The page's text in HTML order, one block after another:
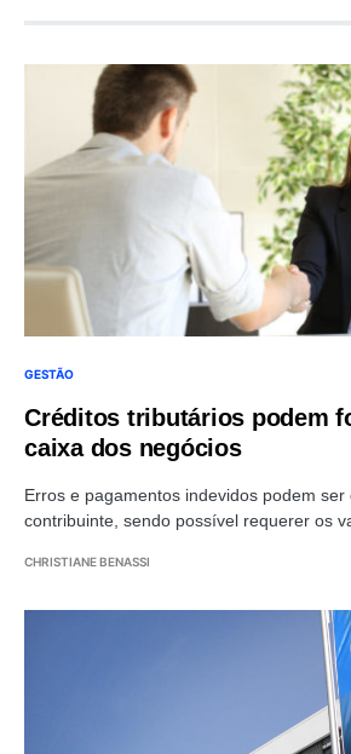
GESTÃO
Créditos tributários podem
caixa dos negócios
Erros e pagamentos indevidos podem ser
contribuinte, sendo possível requerer os
CHRISTIANE BENASSI